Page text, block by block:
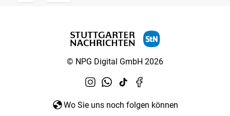
© NPG Digital GmbH 2026
Wo Sie uns noch folgen können